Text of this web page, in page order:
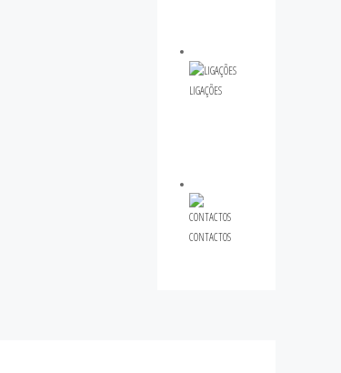
LIGAÇÕES
CONTACTOS